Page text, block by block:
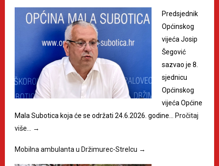
Predsjednik
Općinskog
vijeća Josip
Šegović
sazvao je 8.
sjednicu
Općinskog
vijeća Općine
Mala Subotica koja će se održati 24.6.2026. godine…
Pročitaj
više…
→
Mobilna ambulanta u Držimurec-Strelcu →